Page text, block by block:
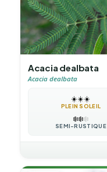
Acacia dealbata
Acacia dealbata
☀️☀️☀️
PLEIN SOLEIL
❄️❄️❄️
SEMI-RUSTIQUE